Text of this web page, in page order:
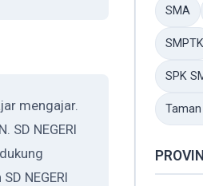
mengajar.
SD NEGERI
NEGERI
SMA
SMPTK
SPK